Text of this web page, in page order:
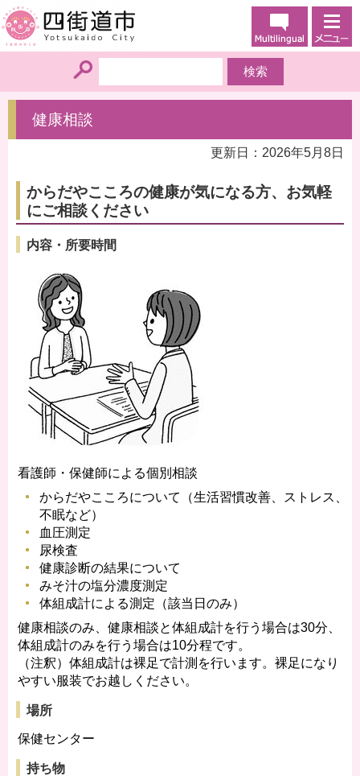
健康相談
更新日：2026年5月8日
からだやこころの健康が気になる方、お気軽
にご相談ください
内容・所要時間
看護師・保健師による個別相談
からだやこころについて（生活習慣改善、ストレス、
不眠など）
血圧測定
尿検査
健康診断の結果について
みそ汁の塩分濃度測定
体組成計による測定（該当日のみ）
健康相談のみ、健康相談と体組成計を行う場合は30分、
体組成計のみを行う場合は10分程です。
（注釈）体組成計は裸足で計測を行います。裸足になり
やすい服装でお越しください。
場所
保健センター
持ち物